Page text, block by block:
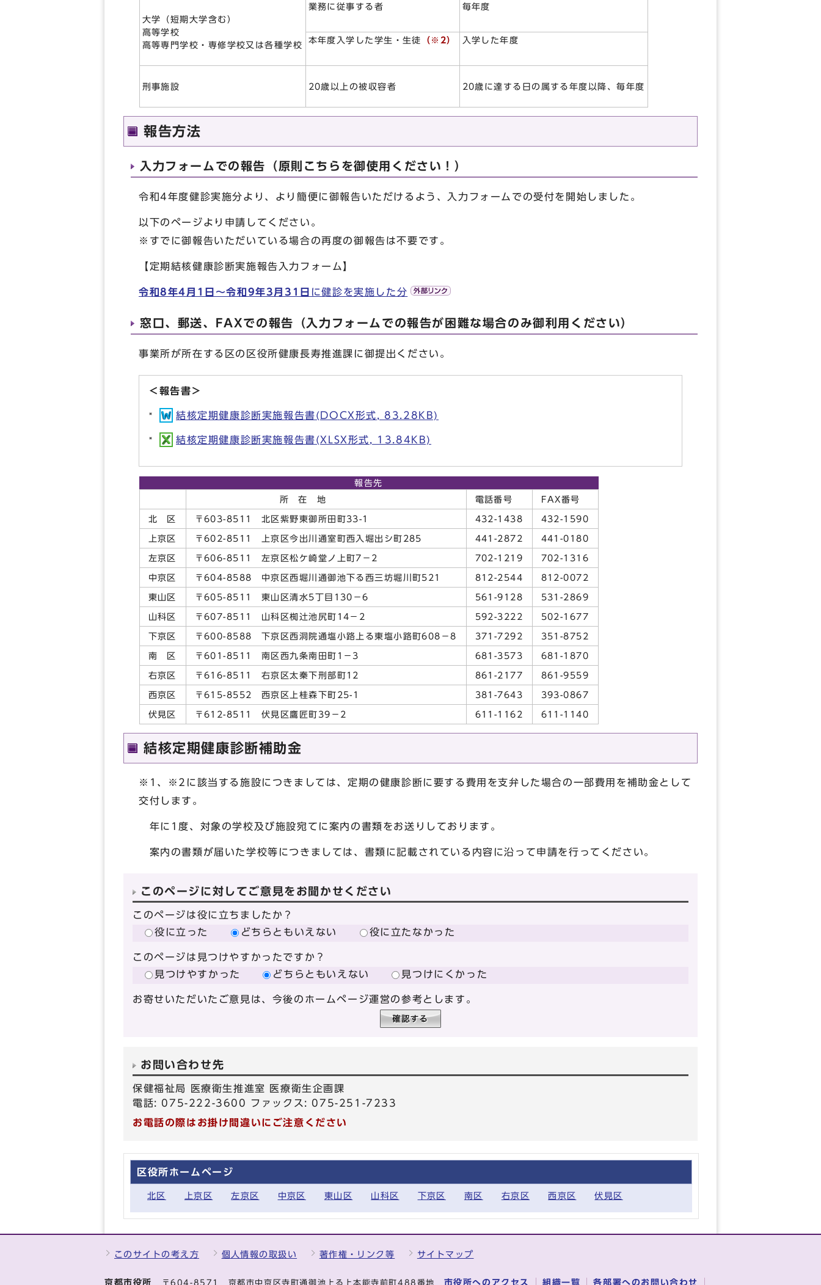
大学（短期大学含む）
高等学校
高等専門学校・専修学校又は各種学校
業務に従事する者 毎年度
本年度入学した学生・生徒 （※2） 入学した年度
刑事施設 20歳以上の被収容者 20歳に達する日の属する年度以降、毎年度
報告方法
入力フォームでの報告（原則こちらを御使用ください！）
令和4年度健診実施分より、より簡便に御報告いただけるよう、入力フォームでの受付を開始しました。
以下のページより申請してください。
※すでに御報告いただいている場合の再度の御報告は不要です。
【定期結核健康診断実施報告入力フォーム】
令和8年4月1日～令和9年3月31日 に健診を実施した分
窓口、郵送、FAXでの報告（入力フォームでの報告が困難な場合のみ御利用ください）
事業所が所在する区の区役所健康長寿推進課に御提出ください。
＜報告書＞
結核定期健康診断実施報告書(DOCX形式, 83.28KB)
結核定期健康診断実施報告書(XLSX形式, 13.84KB)
報告先
所 在 地
電話番号 FAX番号
北 区 〒603-8511 北区紫野東御所田町33-1 432-1438 432-1590
上京区 〒602-8511 上京区今出川通室町西入堀出シ町285 441-2872 441-0180
左京区 〒606-8511 左京区松ケ崎堂ノ上町7－2 702-1219 702-1316
中京区 〒604-8588 中京区西堀川通御池下る西三坊堀川町521 812-2544 812-0072
東山区 〒605-8511 東山区清水5丁目130－6 561-9128 531-2869
山科区 〒607-8511 山科区椥辻池尻町14－2 592-3222 502-1677
下京区 〒600-8588 下京区西洞院通塩小路上る東塩小路町608－8 371-7292 351-8752
南 区 〒601-8511 南区西九条南田町1－3 681-3573 681-1870
右京区 〒616-8511 右京区太秦下刑部町12 861-2177 861-9559
西京区 〒615-8552 西京区上桂森下町25-1 381-7643 393-0867
伏見区 〒612-8511 伏見区鷹匠町39－2 611-1162 611-1140
結核定期健康診断補助金
※1、※2に該当する施設につきましては、定期の健康診断に要する費用を支弁した場合の一部費用を補助金として
交付します。
年に1度、対象の学校及び施設宛てに案内の書類をお送りしております。
案内の書類が届いた学校等につきましては、書類に記載されている内容に沿って申請を行ってください。
このページに対してご意見をお聞かせください
このページは役に立ちましたか？
役に立った
どちらともいえない 役に立たなかった
このページは見つけやすかったですか？
見つけやすかった
どちらともいえない 見つけにくかった
お寄せいただいたご意見は、今後のホームページ運営の参考とします。
お問い合わせ先
保健福祉局 医療衛生推進室 医療衛生企画課
電話: 075-222-3600 ファックス: 075-251-7233
お電話の際はお掛け間違いにご注意ください
区役所ホームページ
北区 上京区 左京区 中京区 東山区 山科区 下京区 南区 右京区 西京区 伏見区
このサイトの考え方 個人情報の取扱い 著作権・リンク等 サイトマップ
京都市役所 〒604-8571 京都市中京区寺町通御池上る上本能寺前町488番地 市役所へのアクセス 組織一覧 各部署へのお問い合わせ